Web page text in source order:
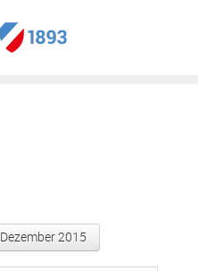
Dezember 2015